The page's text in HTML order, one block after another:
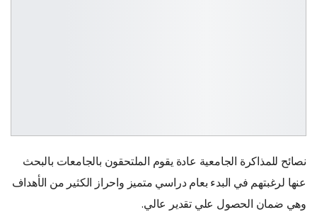
نصائح للمذاكرة الجامعية عادة يقوم الملتحقون بالجامعات بالبحث
عنها لرغبتهم في البدء بعام دراسي متميز واحراز الكثير من الأهداف
وهي ضمان الحصول علي تقدير عالي.